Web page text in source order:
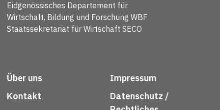
Eidgenössisches Departement für
Wirtschaft, Bildung und Forschung WBF
Staatssekretariat für Wirtschaft SECO
Über uns
Kontakt
Impressum
Datenschutz /